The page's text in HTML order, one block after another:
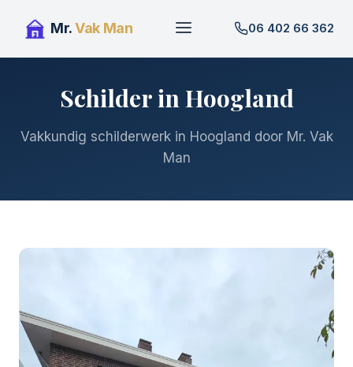
Mr.Vak Man 06 402 66 362
Schilder in Hoogland
Vakkundig schilderwerk in Hoogland door Mr. Vak
Man